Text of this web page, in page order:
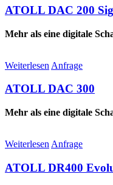
ATOLL DAC 200
Mehr als eine digitale
Weiterlesen Anfrage
ATOLL DAC 300
Mehr als eine digitale
Weiterlesen Anfrage
ATOLL DR400